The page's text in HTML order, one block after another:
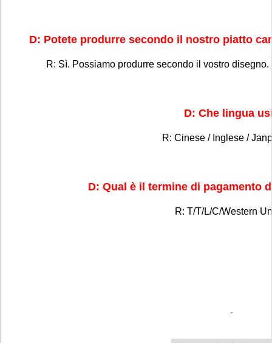
D: Potete produrre secondo il nostro piatto
R: Sì. Possiamo produrre secondo il vostro
D: Che lingua
R: Cinese / Inglese /
D: Qual è il termine di pagamento
R: T/T/L/C/Western